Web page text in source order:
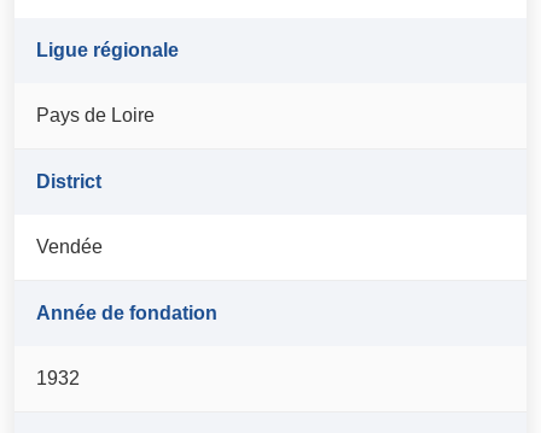
Ligue régionale
Pays de Loire
District
Vendée
Année de fondation
1932